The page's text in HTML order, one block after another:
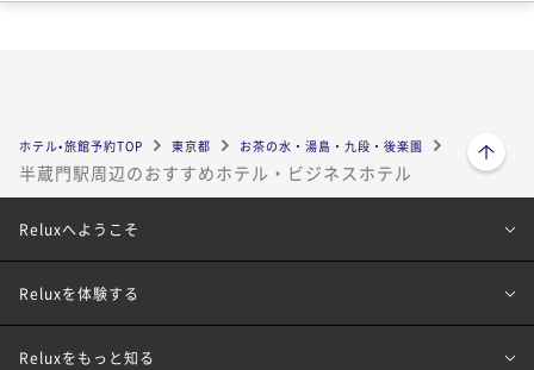
ホテル•旅館予約TOP 東京都 お茶の水・湯島・九段・後楽園
半蔵門駅周辺のおすすめホテル・ビジネスホテル
ページトップへ
Reluxへようこそ
Reluxを体験する
Reluxをもっと知る